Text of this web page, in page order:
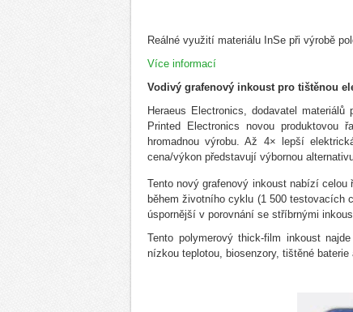
Reálné využití materiálu InSe při výrobě
Více informací
Vodivý grafenový inkoust pro tištěnou
Heraeus Electronics, dodavatel
Printed Electronics novou produktovou
hromadnou výrobu. Až 4× lepší
cena/výkon představují výbornou
Tento nový grafenový inkoust nabízí
během životního cyklu (1 500 testovacích
úspornější v porovnání se stříbrnými
Tento polymerový thick-film inkoust
nízkou teplotou, biosenzory, tištěné